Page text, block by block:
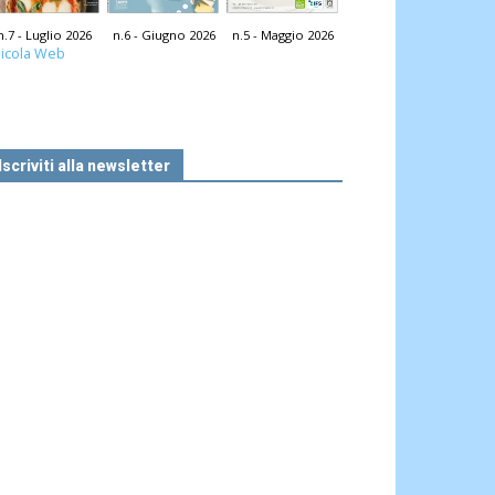
- Luglio 2026 n.6 - Giugno 2026 n.5 - Maggio 2026
Web
alla newsletter